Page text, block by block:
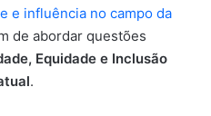
e influência no campo da
de abordar questões
Equidade e Inclusão
.